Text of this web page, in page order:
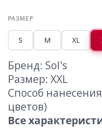
РАЗМЕР
S M XL
Бренд: Sol's
Размер: XXL
Способ
цветов)
Все